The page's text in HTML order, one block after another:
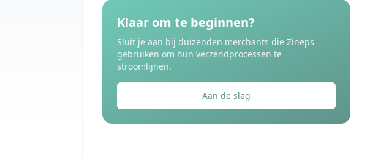
Klaar om te beginnen?
Sluit je aan bij duizenden merchants die Zineps
gebruiken om hun verzendprocessen te
stroomlijnen.
Aan de slag